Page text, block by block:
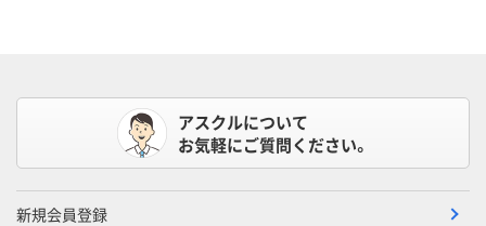
アスクルについて
お気軽にご質問ください。
新規会員登録